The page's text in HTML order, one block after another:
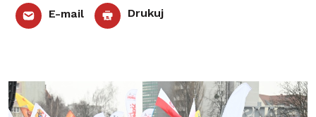
E-mail Drukuj